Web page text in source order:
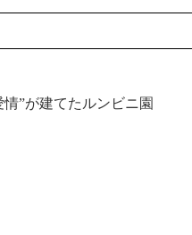
”が建てたルンビニ園